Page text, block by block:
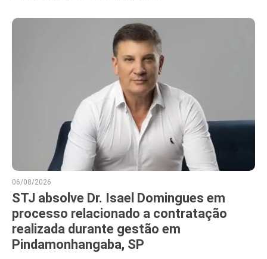
06/08/2026
STJ absolve Dr. Isael Domingues em
processo relacionado a contratação
realizada durante gestão em
Pindamonhangaba, SP